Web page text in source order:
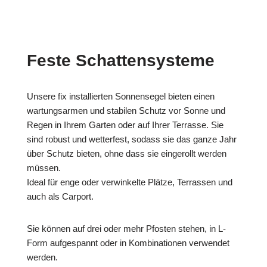
Feste Schattensysteme
Unsere fix installierten Sonnensegel bieten einen
wartungsarmen und stabilen Schutz vor Sonne und
Regen in Ihrem Garten oder auf Ihrer Terrasse. Sie
sind robust und wetterfest, sodass sie das ganze Jahr
über Schutz bieten, ohne dass sie eingerollt werden
müssen.
Ideal für enge oder verwinkelte Plätze, Terrassen und
auch als Carport.
Sie können auf drei oder mehr Pfosten stehen, in L-
Form aufgespannt oder in Kombinationen verwendet
werden.